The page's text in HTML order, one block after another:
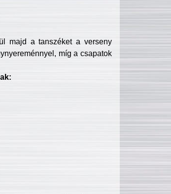
majd a tanszéket a verseny
míg a csapatok